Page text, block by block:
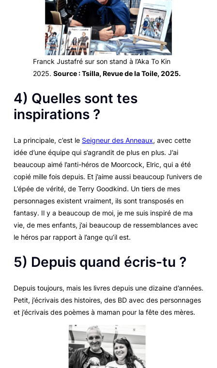
Franck Justafré sur son stand à l’Aka To Kin
2025. Source : Tsilla, Revue de la Toile, 2025.
4) Quelles sont tes
inspirations ?
La principale, c’est le Seigneur des Anneaux, avec cette
idée d’une équipe qui s’agrandit de plus en plus. J’ai
beaucoup aimé l’anti-héros de Moorcock, Elric, qui a été
copié mille fois depuis. Et j’aime aussi beaucoup l’univers de
L’épée de vérité, de Terry Goodkind. Un tiers de mes
personnages existent vraiment, ils sont transposés en
fantasy. Il y a beaucoup de moi, je me suis inspiré de ma
vie, de mes enfants, j’ai beaucoup de ressemblances avec
le héros par rapport à l’ange qu’il est.
5) Depuis quand écris-tu ?
Depuis toujours, mais les livres depuis une dizaine d’années.
Petit, j’écrivais des histoires, des BD avec des personnages
et j’écrivais des poèmes à maman pour la fête des mères.